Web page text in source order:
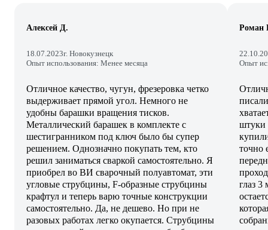
Алексей Д.
18.07.2023г. Новокузнецк
Опыт использования: Менее месяца
Отличное качество, чугун, фрезеровка четко
выдерживает прямой угол. Немного не
удобны барашки вращения тисков.
Металлический барашек в комплекте с
шестигранником под ключ было бы супер
решением. Однозначно покупать тем, кто
решил заниматься сваркой самостоятельно. Я
приобрел во ВИ сварочный полуавтомат, эти
угловые струбцины, F-образные струбцины
крафтул и теперь варю точные конструкции
самостоятельно. Да, не дешево. Но при не
разовых работах легко окупается. Струбцины
Опыт
штуки
точно
глаз 3